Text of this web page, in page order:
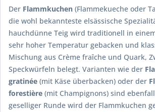
Der Flammkuchen (Flammekueche oder
die wohl bekannteste elsässische
hauchdünne Teig wird traditionell in
sehr hoher Temperatur gebacken und
Mischung aus Crème fraîche und Quark,
Speckwürfeln belegt. Varianten wie der
gratinée (mit Käse überbacken) oder der
forestière (mit Champignons) sind
geselliger Runde wird der Flammkuchen